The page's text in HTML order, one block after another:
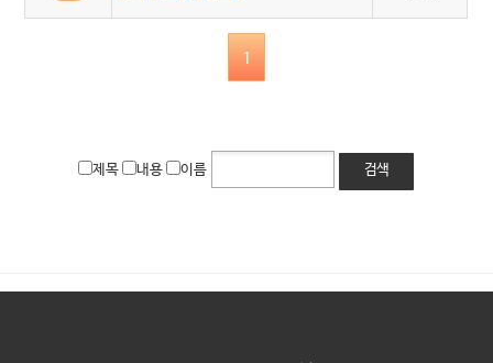
1
제목 내용 이름 검색